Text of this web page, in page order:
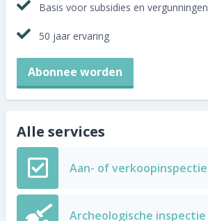
Basis voor subsidies en vergunningen
50 jaar ervaring
Abonnee worden
Alle services
Aan- of verkoopinspectie
Archeologische inspectie